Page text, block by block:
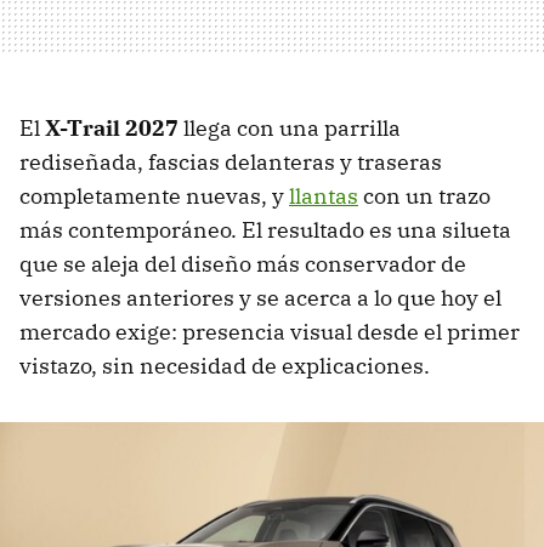
ElX-Trail 2027 llega con una parrilla
rediseñada, fascias delanteras y traseras
completamente nuevas, yllantas con un trazo
más contemporáneo. El resultado es una silueta
que se aleja del diseño más conservador de
versiones anteriores y se acerca a lo que hoy el
mercado exige: presencia visual desde el primer
vistazo, sin necesidad de explicaciones.